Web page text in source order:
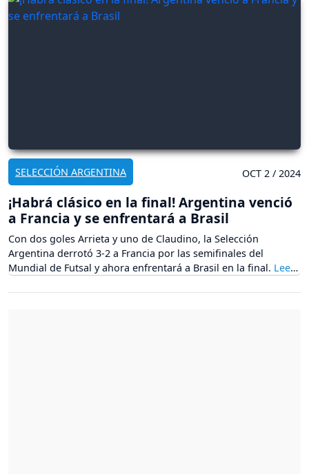
SELECCIÓN ARGENTINA OCT 2 / 2024
¡Habrá clásico en la final! Argentina venció
a Francia y se enfrentará a Brasil
Con dos goles Arrieta y uno de Claudino, la Selección
Argentina derrotó 3-2 a Francia por las semifinales del
Mundial de Futsal y ahora enfrentará a Brasil en la final.